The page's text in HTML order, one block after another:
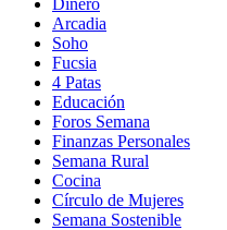
Arcadia
Soho
in
new
window
Fucsia
in
new
window
4 Patas
Educación
Foros Semana
Finanzas Personales
Semana Rural
Cocina
Círculo de Mujeres
Semana Sostenible